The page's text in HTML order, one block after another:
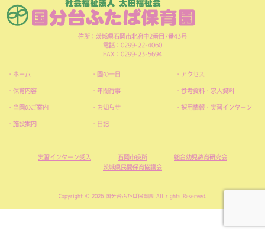
住所：茨城県石岡市北府中2番目7番43号
電話：0299-22-4060
FAX：0299-23-5694
ホーム
保育内容
当園のご案内
施設案内
園の一日
年間行事
お知らせ
日記
アクセス
参考資料・求人資料
採用情報・実習インターン
実習インターン受入 石岡市役所
総合幼児教育研究会
茨城県民間保育協議会
Copyright © 2026 国分台ふたば保育園 All rights Reserved.